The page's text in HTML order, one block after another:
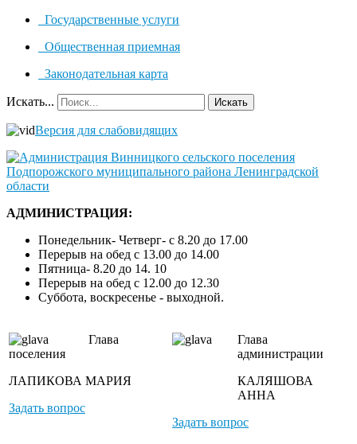
Государственные услуги
Общественная приемная
Законодательная карта
Искать... Искать
Версия для слабовидящих
АДМИНИСТРАЦИЯ:
Понедельник- Четверг- с 8.20 до 17.00
Перерыв на обед с 13.00 до 14.00
Пятница- 8.20 до 14. 10
Перерыв на обед с 12.00 до 12.30
Суббота, воскресенье - выходной.
Глава
поселения
ЛАПИКОВА МАРИЯ
Задать вопрос
Глава
администрации
КАЛЯШОВА
АННА
Задать вопрос